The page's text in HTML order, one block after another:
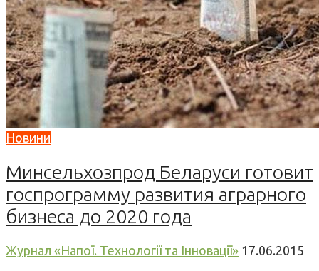
Новини
Минсельхозпрод Беларуси готовит
госпрограмму развития аграрного
бизнеса до 2020 годa
Журнал «Напої. Технології та Інновації» 17.06.2015